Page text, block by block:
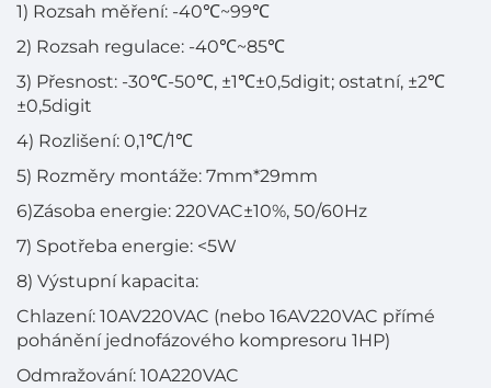
1) Rozsah měření: -40℃~99℃
2) Rozsah regulace: -40℃~85℃
3) Přesnost: -30℃-50℃, ±1℃±0,5digit; ostatní, ±2℃
±0,5digit
4) Rozlišení: 0,1℃/1℃
5) Rozměry montáže: 7mm*29mm
6)Zásoba energie: 220VAC±10%, 50/60Hz
7) Spotřeba energie: <5W
8) Výstupní kapacita:
Chlazení: 10AV220VAC (nebo 16AV220VAC přímé
pohánění jednofázového kompresoru 1HP)
Odmražování: 10A220VAC